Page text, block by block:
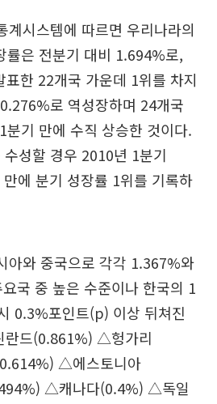
계시스템에 따르면 우리나라의
률은 전분기 대비 1.694%로,
한 22개국 가운데 1위를 차지
로 역성장하며 24개국
분기 만에 수직 상승한 것이다.
성할 경우 2010년 1분기
에 분기 성장률 1위를 기록하
아와 중국으로 각각 1.367%와
국 중 높은 수준이나 한국의 1
0.3%포인트(p) 이상 뒤쳐진
드(0.861%) △헝가리
△에스토니아
△캐나다(0.4%) △독일